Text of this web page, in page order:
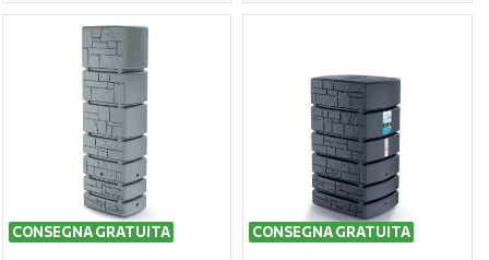
CONSEGNA GRATUITA CONSEGNA GRATUITA